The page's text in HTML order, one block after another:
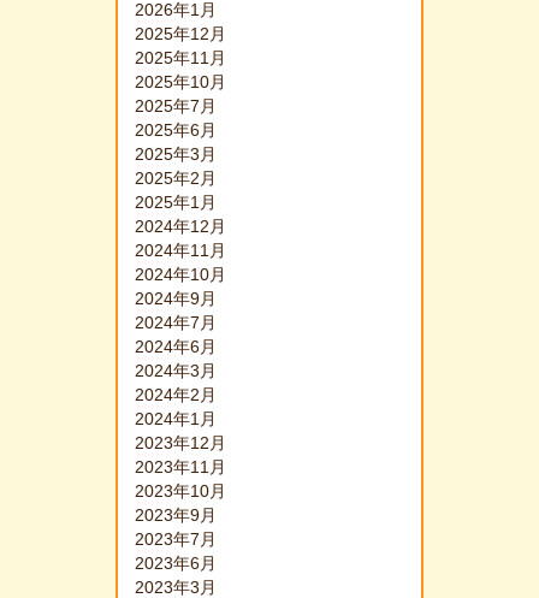
2026年1月
2025年12月
2025年11月
2025年10月
2025年7月
2025年6月
2025年3月
2025年2月
2025年1月
2024年12月
2024年11月
2024年10月
2024年9月
2024年7月
2024年6月
2024年3月
2024年2月
2024年1月
2023年12月
2023年11月
2023年10月
2023年9月
2023年7月
2023年6月
2023年3月